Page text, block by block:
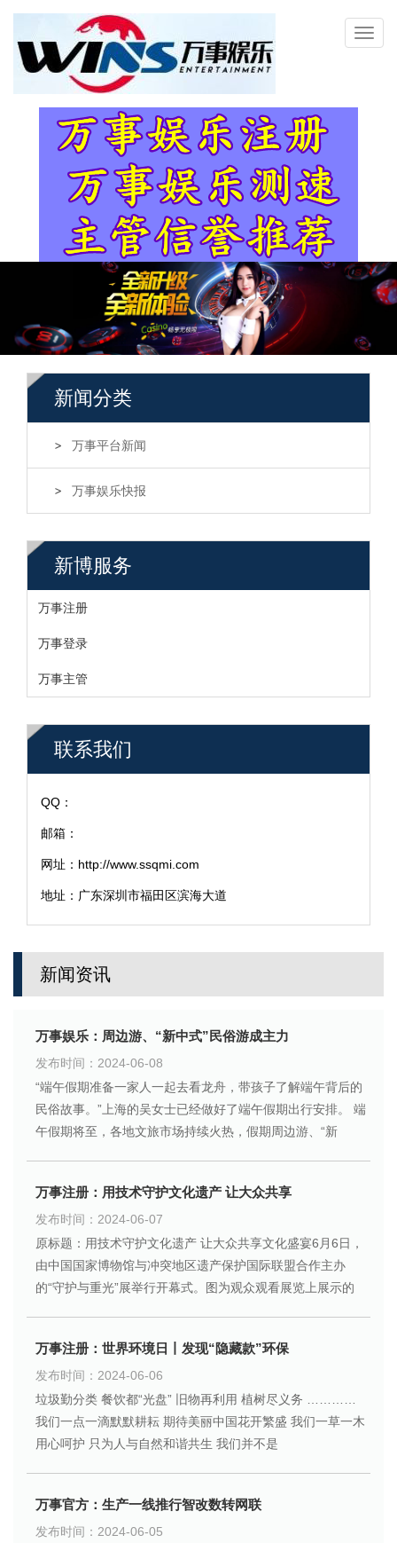
新闻分类
万事平台新闻
万事娱乐快报
新博服务
万事注册
万事登录
万事主管
联系我们
QQ：
邮箱：
网址：http://www.ssqmi.com
地址：广东深圳市福田区滨海大道
新闻资讯
万事娱乐：周边游、“新中式”民俗游成主力
发布时间：2024-06-08
“端午假期准备一家人一起去看龙舟，带孩子了解端午背后的
民俗故事。”上海的吴女士已经做好了端午假期出行安排。 端
午假期将至，各地文旅市场持续火热，假期周边游、“新
万事注册：用技术守护文化遗产 让大众共享
发布时间：2024-06-07
原标题：用技术守护文化遗产 让大众共享文化盛宴6月6日，
由中国国家博物馆与冲突地区遗产保护国际联盟合作主办
的“守护与重光”展举行开幕式。图为观众观看展览上展示的
万事注册：世界环境日丨发现“隐藏款”环保
发布时间：2024-06-06
垃圾勤分类 餐饮都“光盘” 旧物再利用 植树尽义务 …………
我们一点一滴默默耕耘 期待美丽中国花开繁盛 我们一草一木
用心呵护 只为人与自然和谐共生 我们并不是
万事官方：生产一线推行智改数转网联
发布时间：2024-06-05